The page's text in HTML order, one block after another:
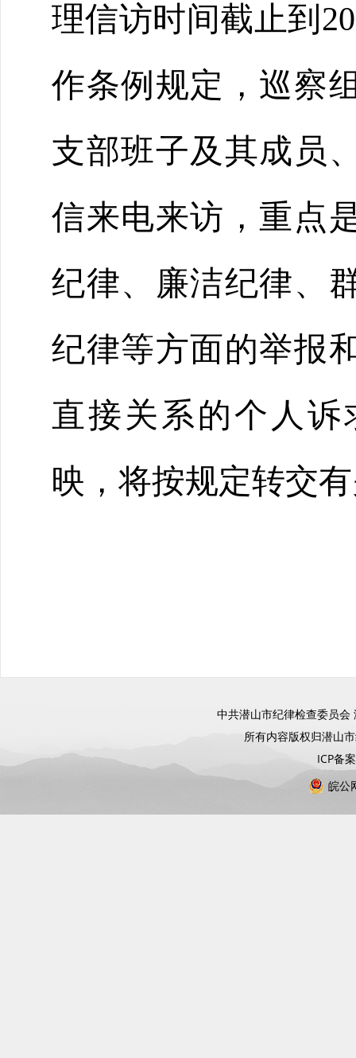
理信访时间截止到
作条例规定，巡察
支部班子及其成员
信来电来访，重点
纪律、廉洁纪律、
纪律等方面的举报
直接关系的个人
映，将按规定转交
中共潜山市纪律检查委员
所有内容版权归潜山
ICP备
皖公